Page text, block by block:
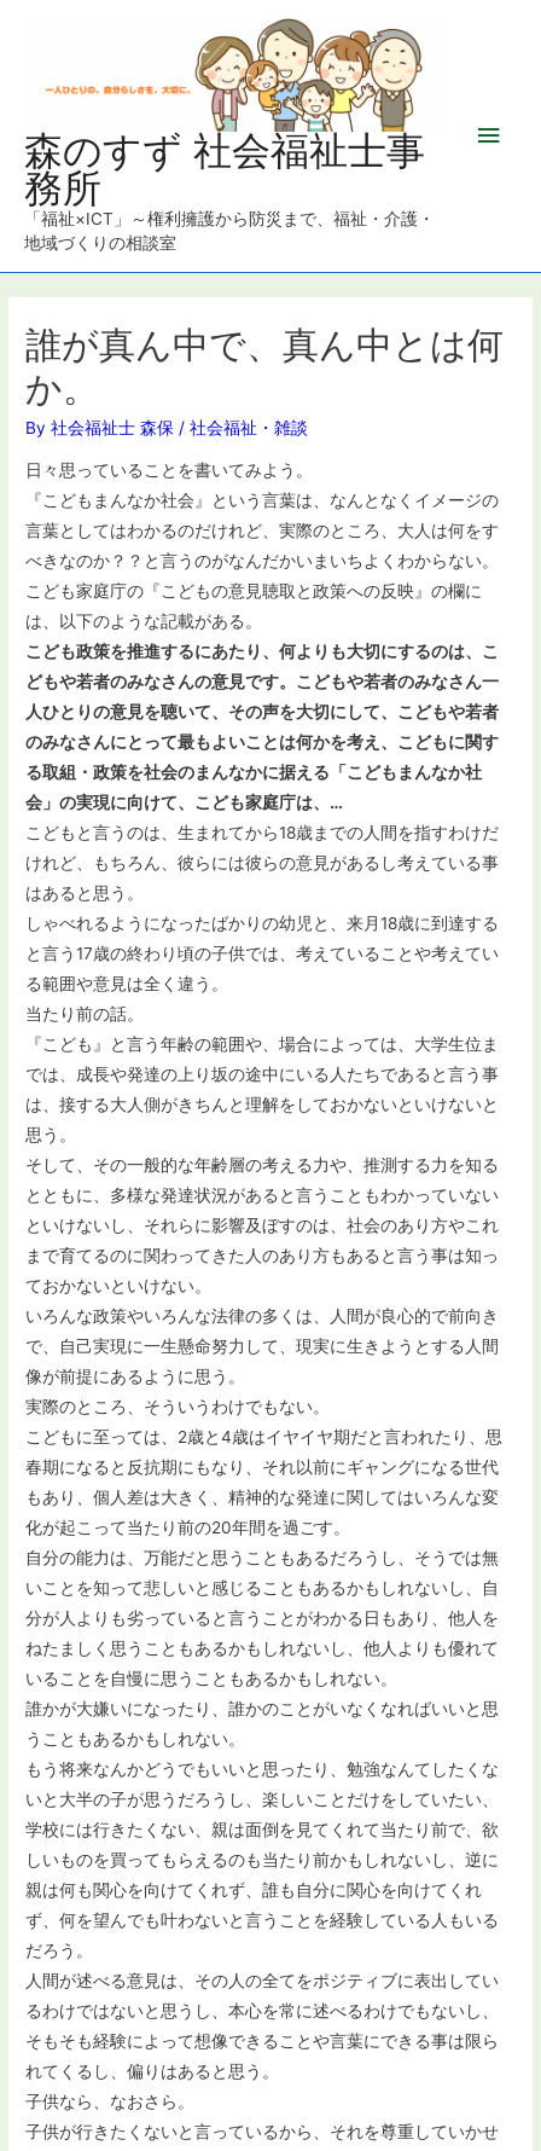
森のすず 社会福祉士事
務所
「福祉×ICT」～権利擁護から防災まで、福祉・介護・
地域づくりの相談室
メ
ニ
誰が真ん中で、真ん中とは何
か。
By社会福祉士 森保 /社会福祉 ・雑談
日々思っていることを書いてみよう。
『こどもまんなか社会』という言葉は、なんとなくイメージの
言葉としてはわかるのだけれど、実際のところ、大人は何をす
べきなのか？？と言うのがなんだかいまいちよくわからない。
こども家庭庁の『こどもの意見聴取と政策への反映』の欄に
は、以下のような記載がある。
こども政策を推進するにあたり、何よりも大切にするのは、こ
どもや若者のみなさんの意見です。こどもや若者のみなさん一
人ひとりの意見を聴いて、その声を大切にして、こどもや若者
のみなさんにとって最もよいことは何かを考え、こどもに関す
る取組・政策を社会のまんなかに据える「こどもまんなか社
会」の実現に向けて、こども家庭庁は、…
こどもと言うのは、生まれてから18歳までの人間を指すわけだ
けれど、もちろん、彼らには彼らの意見があるし考えている事
はあると思う。
しゃべれるようになったばかりの幼児と、来月18歳に到達する
と言う17歳の終わり頃の子供では、考えていることや考えてい
る範囲や意見は全く違う。
当たり前の話。
『こども』と言う年齢の範囲や、場合によっては、大学生位ま
では、成長や発達の上り坂の途中にいる人たちであると言う事
は、接する大人側がきちんと理解をしておかないといけないと
思う。
そして、その一般的な年齢層の考える力や、推測する力を知る
とともに、多様な発達状況があると言うこともわかっていない
といけないし、それらに影響及ぼすのは、社会のあり方やこれ
まで育てるのに関わってきた人のあり方もあると言う事は知っ
ておかないといけない。
いろんな政策やいろんな法律の多くは、人間が良心的で前向き
で、自己実現に一生懸命努力して、現実に生きようとする人間
像が前提にあるように思う。
実際のところ、そういうわけでもない。
こどもに至っては、2歳と4歳はイヤイヤ期だと言われたり、思
春期になると反抗期にもなり、それ以前にギャングになる世代
もあり、個人差は大きく、精神的な発達に関してはいろんな変
化が起こって当たり前の20年間を過ごす。
自分の能力は、万能だと思うこともあるだろうし、そうでは無
いことを知って悲しいと感じることもあるかもしれないし、自
分が人よりも劣っていると言うことがわかる日もあり、他人を
ねたましく思うこともあるかもしれないし、他人よりも優れて
いることを自慢に思うこともあるかもしれない。
誰かが大嫌いになったり、誰かのことがいなくなればいいと思
うこともあるかもしれない。
もう将来なんかどうでもいいと思ったり、勉強なんてしたくな
いと大半の子が思うだろうし、楽しいことだけをしていたい、
学校には行きたくない、親は面倒を見てくれて当たり前で、欲
しいものを買ってもらえるのも当たり前かもしれないし、逆に
親は何も関心を向けてくれず、誰も自分に関心を向けてくれ
ず、何を望んでも叶わないと言うことを経験している人もいる
だろう。
人間が述べる意見は、その人の全てをポジティブに表出してい
るわけではないと思うし、本心を常に述べるわけでもないし、
そもそも経験によって想像できることや言葉にできる事は限ら
れてくるし、偏りはあると思う。
子供なら、なおさら。
子供が行きたくないと言っているから、それを尊重していかせ